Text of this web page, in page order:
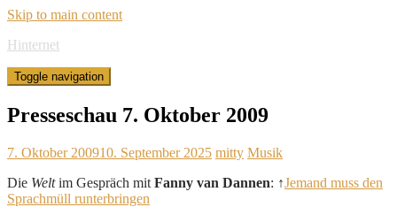
Skip to main content
Hinternet
Toggle navigation
Presseschau 7. Oktober 2009
7. Oktober 200910. September 2025 mitty Musik
Die Weltim Gespräch mit Fanny van Dannen: ↑Jemand muss den
Sprachmüll runterbringen